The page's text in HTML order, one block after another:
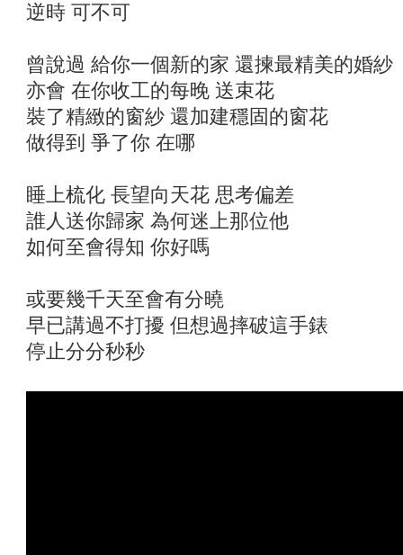
逆時 可不可
曾說過 給你一個新的家 還揀最精美的婚紗
亦會 在你收工的每晚 送束花
裝了精緻的窗紗 還加建穩固的窗花
做得到 爭了你 在哪
睡上梳化 長望向天花 思考偏差
誰人送你歸家 為何迷上那位他
如何至會得知 你好嗎
或要幾千天至會有分曉
早已講過不打擾 但想過摔破這手錶
停止分分秒秒